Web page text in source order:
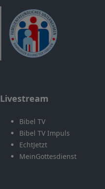
Livestream
Bibel TV
Bibel TV Impuls
EchtJetzt
MeinGottesdienst